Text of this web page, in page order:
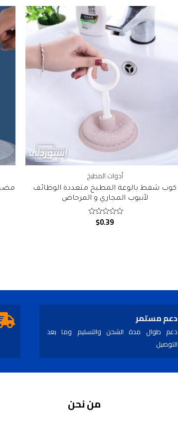
أدوات المطبخ
كوب شفط بالوعة المطبخ متعددة الوظائف
لأنبوب المجاري و المرحاض
Rated
$0.39
دعم مستمر
دعم طوال مدة الشحن والتسليم وما بعد
التوصيل
من نحن